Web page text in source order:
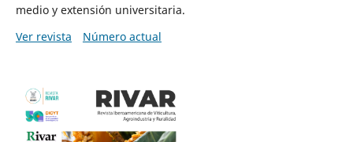
medio y extensión universitaria.
Ver revista
Número actual